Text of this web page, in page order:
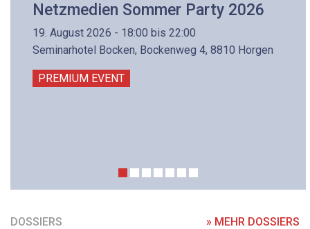
Netzmedien Sommer Party 2026
19. August 2026 - 18:00 bis 22:00
Seminarhotel Bocken, Bockenweg 4, 8810 Horgen
PREMIUM EVENT
DOSSIERS » MEHR DOSSIERS